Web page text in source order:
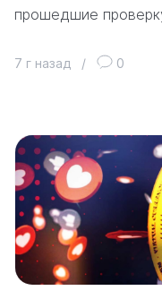
прошедшие
7 г назад / 0